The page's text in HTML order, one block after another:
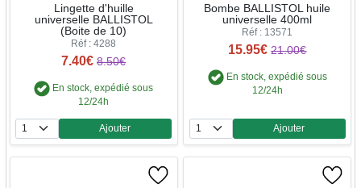
Lingette d'huille
universelle BALLISTOL
(Boite de 10)
Réf : 4288
7.40€ 8.50€
En stock, expédié sous
12/24h
Quantité
Ajouter
Bombe BALLISTOL huile
universelle 400ml
Réf : 13571
15.95€ 21.00€
En stock, expédié sous
12/24h
Quantité
Ajouter